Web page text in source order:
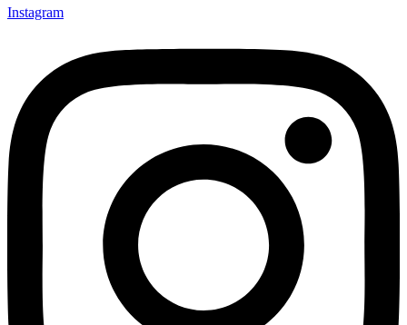
Instagram